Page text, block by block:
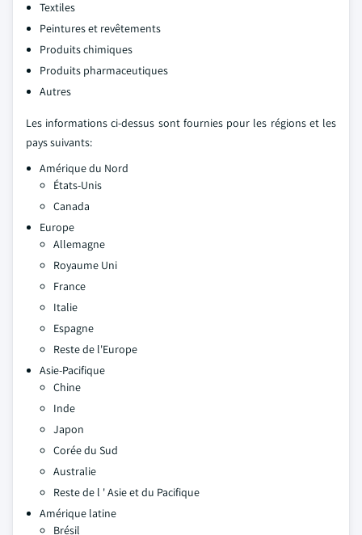
Textiles
Peintures et revêtements
Produits chimiques
Produits pharmaceutiques
Autres
Les informations ci-dessus sont fournies pour les régions et les
pays suivants:
Amérique du Nord
États-Unis
Canada
Europe
Allemagne
Royaume Uni
France
Italie
Espagne
Reste de l'Europe
Asie-Pacifique
Chine
Inde
Japon
Corée du Sud
Australie
Reste de l ' Asie et du Pacifique
Amérique latine
Brésil